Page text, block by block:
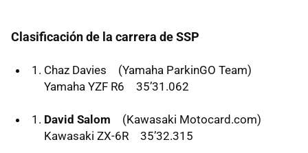
Clasificación de la carrera de SSP
Chaz Davies (Yamaha ParkinGO Team)
Yamaha YZF R6 35’31.062
David Salom (Kawasaki Motocard.com)
Kawasaki ZX-6R 35’32.315